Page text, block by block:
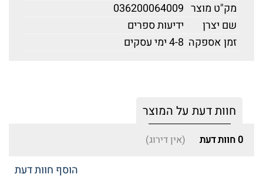
מק"ט מוצר 036200064009
שם יצרן
ידיעות ספרים
זמן אספקה 4-8 ימי עסקים
חוות דעת על המוצר
0 חוות דעת (אין דירוג)
הוסף חוות דעת